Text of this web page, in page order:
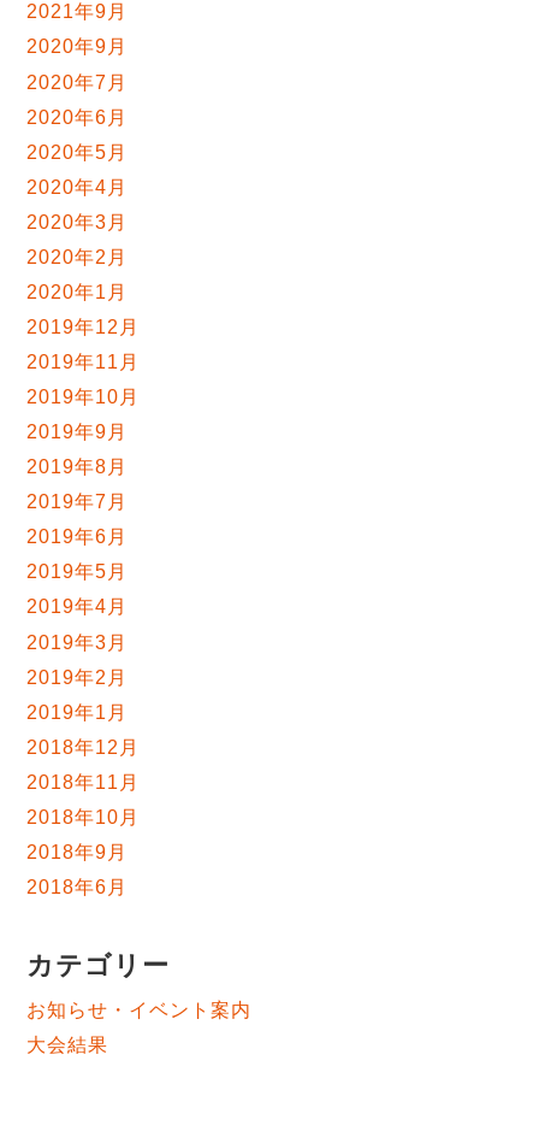
2021年9月
2020年9月
2020年7月
2020年6月
2020年5月
2020年4月
2020年3月
2020年2月
2020年1月
2019年12月
2019年11月
2019年10月
2019年9月
2019年8月
2019年7月
2019年6月
2019年5月
2019年4月
2019年3月
2019年2月
2019年1月
2018年12月
2018年11月
2018年10月
2018年9月
2018年6月
カテゴリー
お知らせ・イベント案内
大会結果